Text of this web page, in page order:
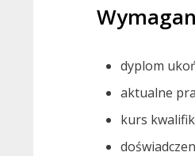
dyplom
aktualne
kurs